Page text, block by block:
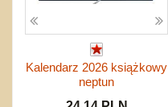
Kalendarz 2026 książkowy
neptun